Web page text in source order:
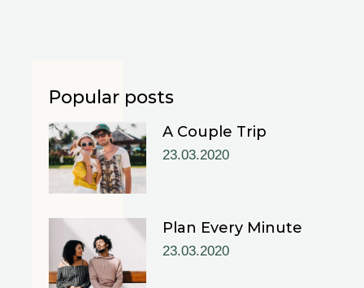
Popular posts
A Couple Trip
23.03.2020
Plan Every Minute
23.03.2020